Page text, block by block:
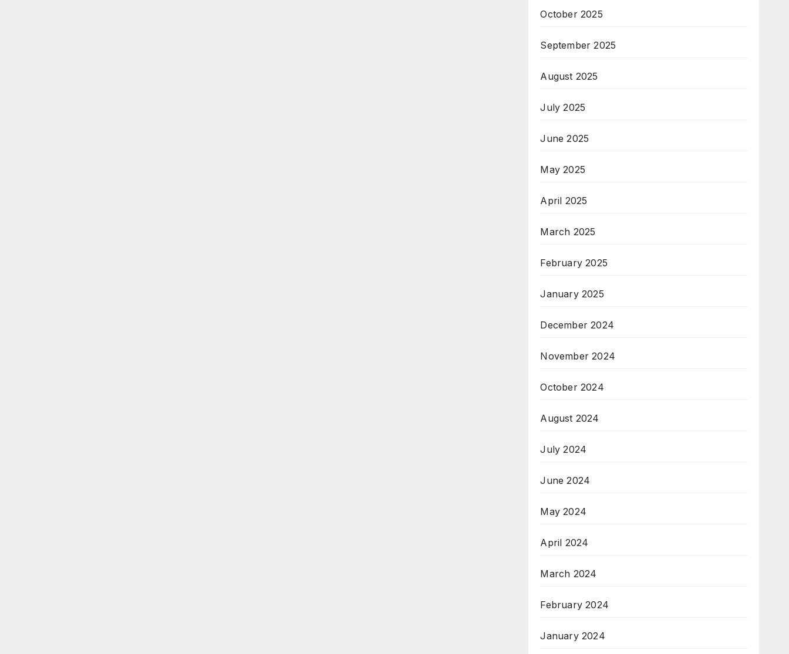
October 2025
September 2025
August 2025
July 2025
June 2025
May 2025
April 2025
March 2025
February 2025
January 2025
December 2024
November 2024
October 2024
August 2024
July 2024
June 2024
May 2024
April 2024
March 2024
February 2024
January 2024